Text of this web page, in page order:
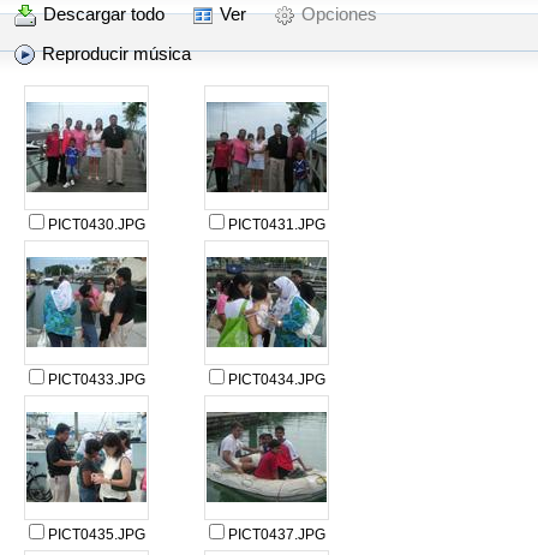
Descargar todo
Ver
Opciones
Reproducir música
PICT0430.JPG PICT0431.JPG
PICT0433.JPG PICT0434.JPG
PICT0435.JPG PICT0437.JPG